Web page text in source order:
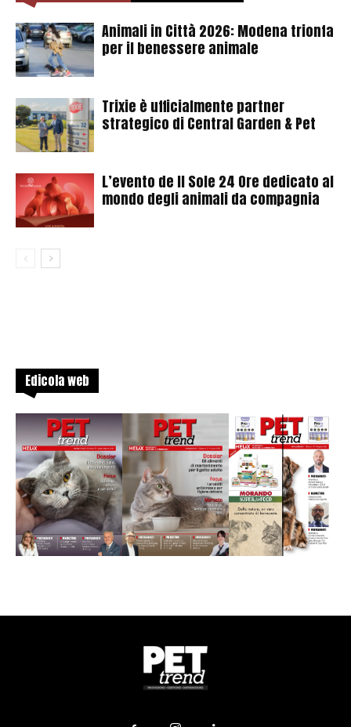
Animali in Città 2026: Modena trionfa
per il benessere animale
Trixie è ufficialmente partner
strategico di Central Garden & Pet
L’evento de Il Sole 24 Ore dedicato al
mondo degli animali da compagnia
Edicola web